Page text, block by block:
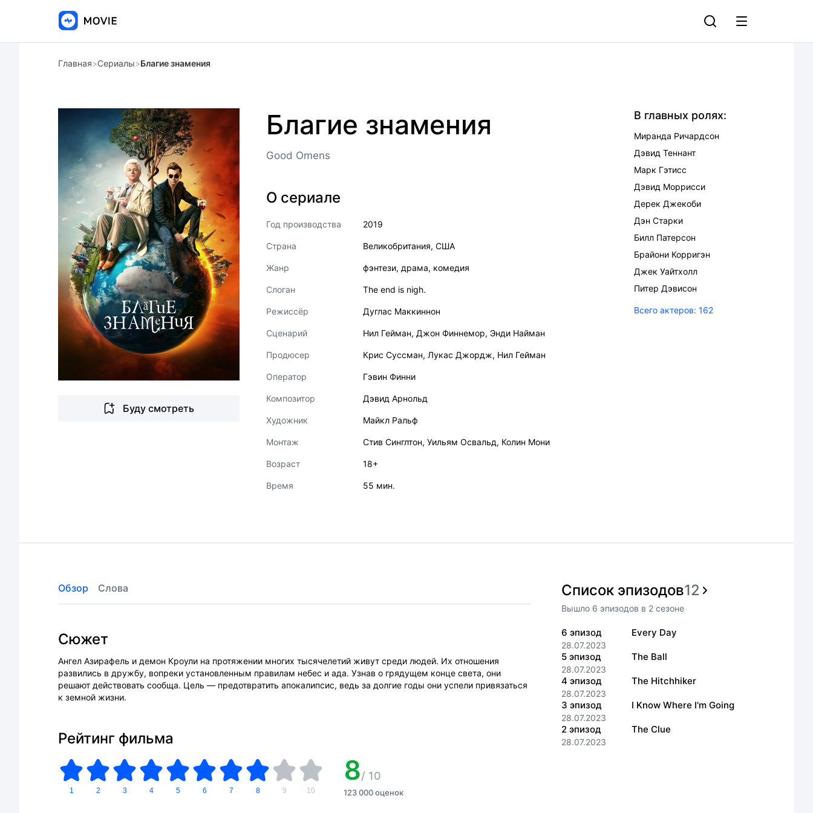
Главная>Сериалы>Благие знамения
Буду смотреть
Благие знамения
Good Omens
О сериале
Год производства 2019
Страна Великобритания, США
Жанр фэнтези, драма, комедия
Слоган The end is nigh.
Режиссёр Дуглас Маккиннон
Сценарий Нил Гейман, Джон Финнемор, Энди Найман
Продюсер Крис Суссман, Лукас Джордж, Нил Гейман
Оператор Гэвин Финни
Композитор Дэвид Арнольд
Художник Майкл Ральф
Монтаж Стив Синглтон, Уильям Освальд, Колин Мони
Возраст 18+
Время 55 мин.
В главных ролях:
Миранда Ричардсон
Дэвид Теннант
Марк Гэтисс
Дэвид Моррисси
Дерек Джекоби
Дэн Старки
Билл Патерсон
Брайони Корригэн
Джек Уайтхолл
Питер Дэвисон
Всего актеров: 162
Обзор Слова
Сюжет
Ангел Азирафель и демон Кроули на протяжении многих тысячелетий живут среди людей. Их отношения
развились в дружбу, вопреки установленным правилам небес и ада. Узнав о грядущем конце света, они
решают действовать сообща. Цель — предотвратить апокалипсис, ведь за долгие годы они успели привязаться
к земной жизни.
Рейтинг фильма
1 2 3 4 5 6 7 8 9 10
8/ 10
123 000 оценок
Список эпизодов12
Вышло 6 эпизодов в 2 сезоне
6 эпизод
28.07.2023
Every Day
5 эпизод
28.07.2023
The Ball
4 эпизод
28.07.2023
The Hitchhiker
3 эпизод
28.07.2023
I Know Where I'm Going
2 эпизод
28.07.2023
The Clue